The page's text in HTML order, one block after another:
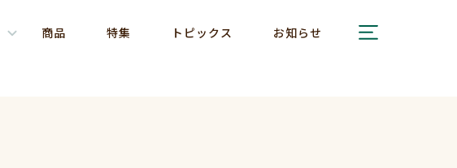
商品 特集 トピックス お知らせ